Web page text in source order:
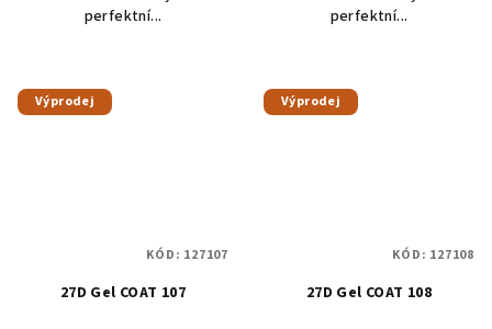
perfektní...
perfektní...
Výprodej
27D Gel COAT 107
KÓD: 127107
Výprodej
27D Gel COAT 108
KÓD: 127108